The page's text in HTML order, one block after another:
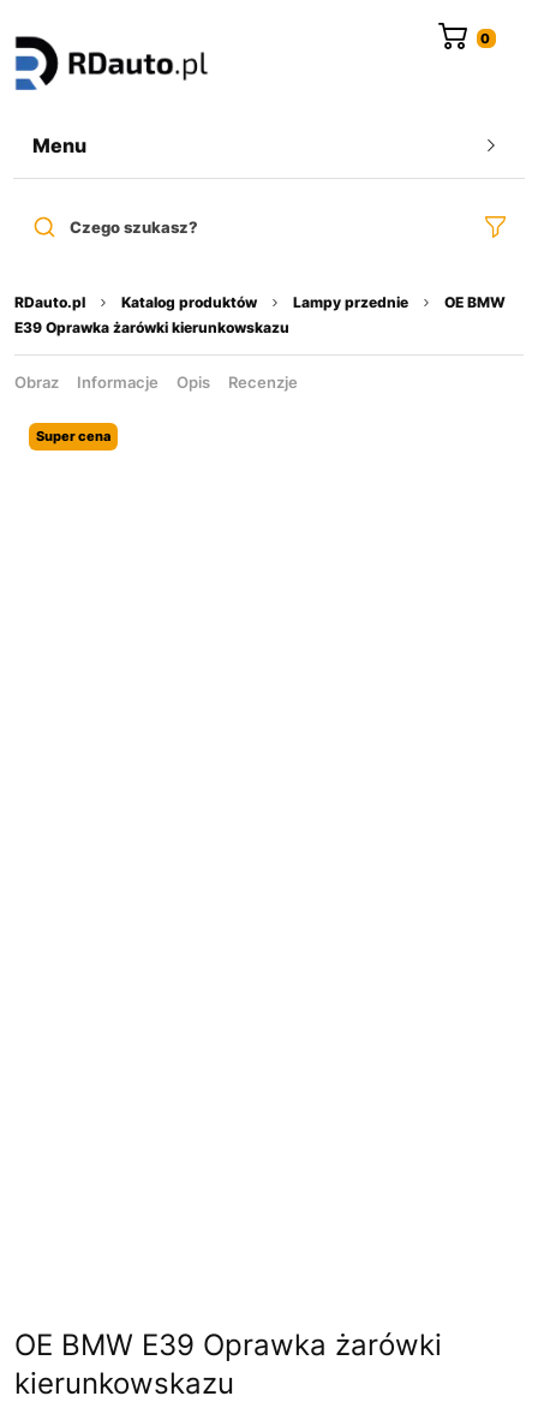
Menu
Czego szukasz?
RDauto.pl Katalog produktów Lampy przednie
OE BMW
E39 Oprawka żarówki kierunkowskazu
Obraz Informacje Opis Recenzje
Super cena
OE BMW E39 Oprawka żarówki
kierunkowskazu